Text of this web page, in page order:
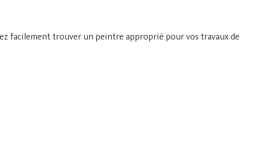
facilement trouver un peintre approprié pour vos travaux de